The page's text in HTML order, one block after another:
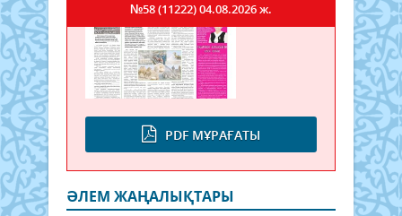
PDF МҰРАҒАТЫ
№58 (11222)04.08.2026 ж.
ӘЛЕМ ЖАҢАЛЫҚТАРЫ